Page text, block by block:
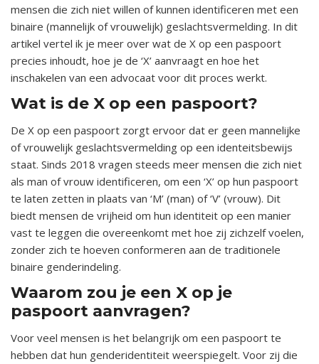
mensen die zich niet willen of kunnen identificeren met een
binaire (mannelijk of vrouwelijk) geslachtsvermelding. In dit
artikel vertel ik je meer over wat de X op een paspoort
precies inhoudt, hoe je de ‘X’ aanvraagt en hoe het
inschakelen van een advocaat voor dit proces werkt.
Wat is de X op een paspoort?
De X op een paspoort zorgt ervoor dat er geen mannelijke
of vrouwelijk geslachtsvermelding op een identeitsbewijs
staat. Sinds 2018 vragen steeds meer mensen die zich niet
als man of vrouw identificeren, om een ‘X’ op hun paspoort
te laten zetten in plaats van ‘M’ (man) of ‘V’ (vrouw). Dit
biedt mensen de vrijheid om hun identiteit op een manier
vast te leggen die overeenkomt met hoe zij zichzelf voelen,
zonder zich te hoeven conformeren aan de traditionele
binaire genderindeling.
Waarom zou je een X op je
paspoort aanvragen?
Voor veel mensen is het belangrijk om een paspoort te
hebben dat hun genderidentiteit weerspiegelt. Voor zij die